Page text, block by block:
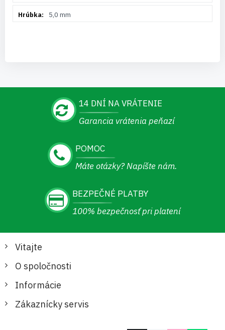
5,0 mm
14 DNÍ NA VRÁTENIE
Garancia vrátenia peňazí
POMOC
Máte otázky? Napíšte nám.
BEZPEČNÉ PLATBY
100% bezpečnosť pri platení
Vitajte
O spoločnosti
Informácie
Zákaznícky servis